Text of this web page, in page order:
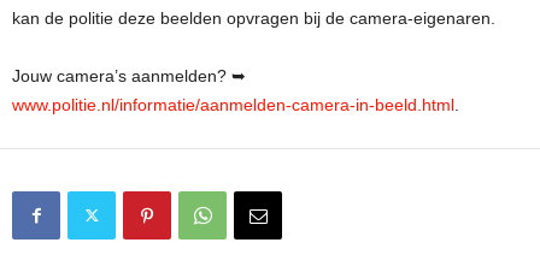
kan de politie deze beelden opvragen bij de camera-eigenaren.
Jouw camera’s aanmelden? ➥
www.politie.nl/informatie/aanmelden-camera-in-beeld.html